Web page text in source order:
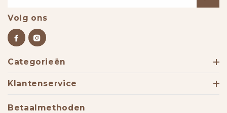
Volg ons
Categorieën
Klantenservice
Betaalmethoden